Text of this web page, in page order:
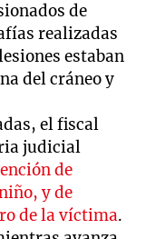
de
realizadas
estaban
del cráneo y
el fiscal
judicial
de
y de
de la víctima.